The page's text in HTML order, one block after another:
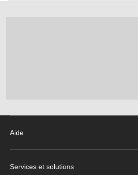
Aide
Services et solutions